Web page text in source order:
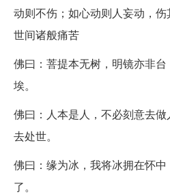
动则不伤；如心动则人妄动，
世间诸般痛苦
佛曰：菩提本无树，明镜亦非
埃。
佛曰：人本是人，不必刻意去
去处世。
佛曰：缘为冰，我将冰拥在怀
了。